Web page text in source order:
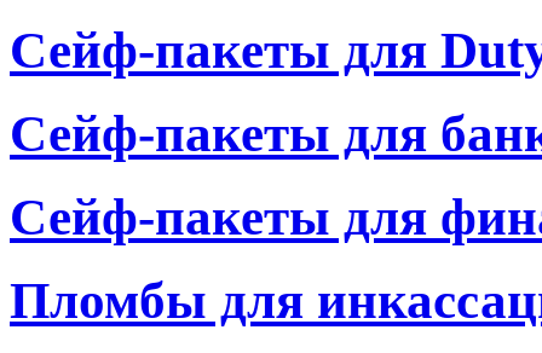
Сейф-пакеты для
Сейф-пакеты для
Сейф-пакеты для
Пломбы для